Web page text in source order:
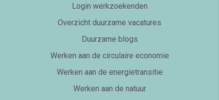
Login werkzoekenden
Overzicht duurzame vacatures
Duurzame blogs
Werken aan de circulaire economie
Werken aan de energietransitie
Werken aan de natuur